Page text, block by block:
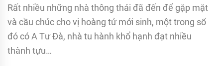
Rất nhiều những nhà thông thái đã đến để gặp mặt
và cầu chúc cho vị hoàng tử mới sinh, một trong số
đó có A Tư Đà, nhà tu hành khổ hạnh đạt nhiều
thành tựu…